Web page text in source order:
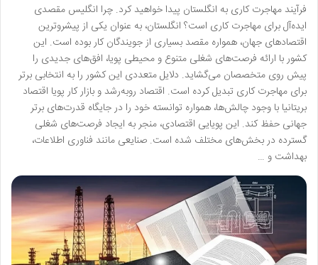
فرآیند مهاجرت کاری به انگلستان پیدا خواهید کرد. چرا انگلیس مقصدی
ایده‌آل برای مهاجرت کاری است؟ انگلستان، به عنوان یکی از پیشروترین
اقتصادهای جهان، همواره مقصد بسیاری از جویندگان کار بوده است. این
کشور با ارائه فرصت‌های شغلی متنوع و محیطی پویا، افق‌های جدیدی را
پیش روی متخصصان می‌گشاید. دلایل متعددی این کشور را به انتخابی برتر
برای مهاجرت کاری تبدیل کرده است. اقتصاد روبه‌رشد و بازار کار پویا اقتصاد
بریتانیا با وجود چالش‌ها، همواره توانسته خود را در جایگاه قدرت‌های برتر
جهانی حفظ کند. این پویایی اقتصادی، منجر به ایجاد فرصت‌های شغلی
گسترده در بخش‌های مختلف شده است. صنایعی مانند فناوری اطلاعات،
بهداشت و …